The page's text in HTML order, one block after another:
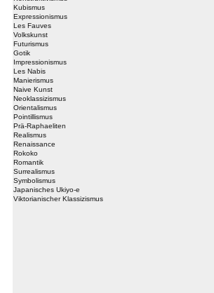
Kubismus
Expressionismus
Les Fauves
Volkskunst
Futurismus
Gotik
Impressionismus
Les Nabis
Manierismus
Naive Kunst
Neoklassizismus
Orientalismus
Pointillismus
Prä-Raphaeliten
Realismus
Renaissance
Rokoko
Romantik
Surrealismus
Symbolismus
Japanisches Ukiyo-e
Viktorianischer Klassizismus